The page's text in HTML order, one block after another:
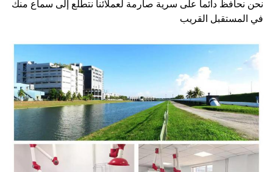
نحن نحافظ دائما على سرية صارمة لعملائنا نتطلع إلى سماع منك
في المستقبل القريب